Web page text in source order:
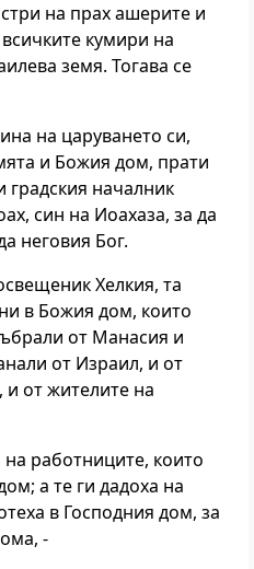
на прах ашерите и
кумири на
земя. Тогава се
на царуването си,
и Божия дом, прати
градския началник
син на Иоахаза, за да
неговия Бог.
Хелкия, та
в Божия дом, които
от Манасия и
от Израил, и от
от жителите на
работниците, които
а те ги дадоха на
в Господния дом, за
-